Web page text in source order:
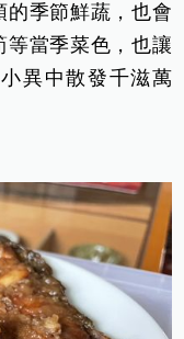
的季節鮮蔬，也會
等當季菜色，也讓
異中散發千滋萬